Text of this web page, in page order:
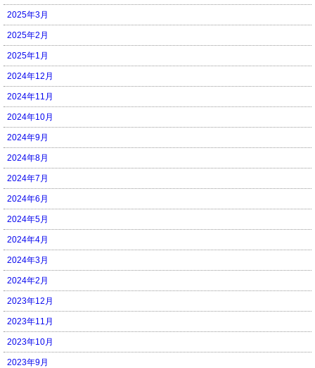
2025年3月
2025年2月
2025年1月
2024年12月
2024年11月
2024年10月
2024年9月
2024年8月
2024年7月
2024年6月
2024年5月
2024年4月
2024年3月
2024年2月
2023年12月
2023年11月
2023年10月
2023年9月